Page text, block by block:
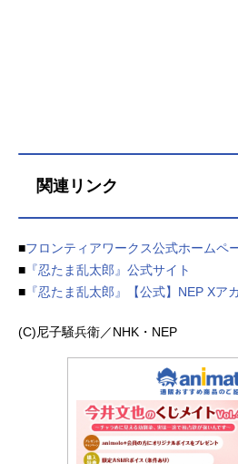
関連リンク
■フロンティアワークス公式ホームペ
■ 『忍たま乱太郎』公式サイト
■ 『忍たま乱太郎』【公式】NEP Xア
(C)尼子騒兵衛／NHK・NEP